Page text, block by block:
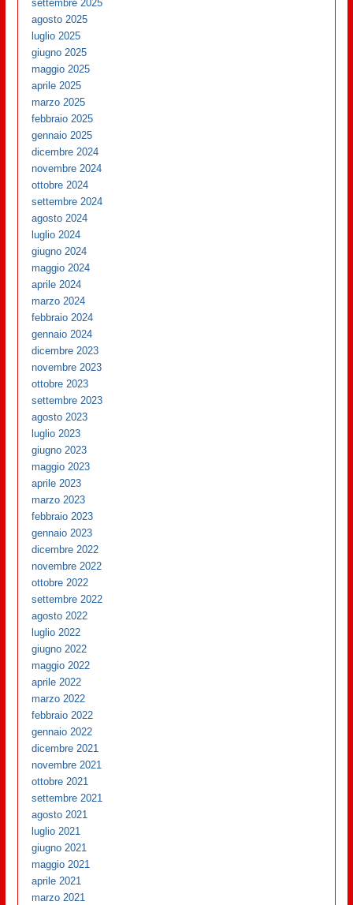
settembre 2025
agosto 2025
luglio 2025
giugno 2025
maggio 2025
aprile 2025
marzo 2025
febbraio 2025
gennaio 2025
dicembre 2024
novembre 2024
ottobre 2024
settembre 2024
agosto 2024
luglio 2024
giugno 2024
maggio 2024
aprile 2024
marzo 2024
febbraio 2024
gennaio 2024
dicembre 2023
novembre 2023
ottobre 2023
settembre 2023
agosto 2023
luglio 2023
giugno 2023
maggio 2023
aprile 2023
marzo 2023
febbraio 2023
gennaio 2023
dicembre 2022
novembre 2022
ottobre 2022
settembre 2022
agosto 2022
luglio 2022
giugno 2022
maggio 2022
aprile 2022
marzo 2022
febbraio 2022
gennaio 2022
dicembre 2021
novembre 2021
ottobre 2021
settembre 2021
agosto 2021
luglio 2021
giugno 2021
maggio 2021
aprile 2021
marzo 2021